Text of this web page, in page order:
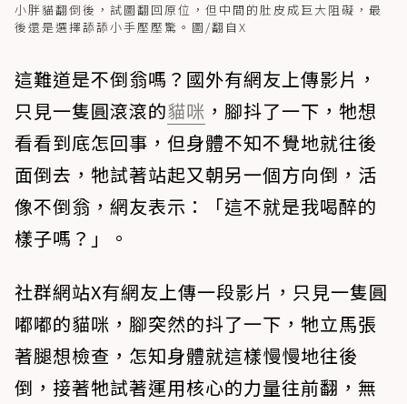
小胖貓翻倒後，試圖翻回原位，但中間的肚皮成巨大阻礙，最
後還是選擇舔舔小手壓壓驚。圖/翻自X
這難道是不倒翁嗎？國外有網友上傳影片，
只見一隻圓滾滾的貓咪 ，腳抖了一下，牠想
看看到底怎回事，但身體不知不覺地就往後
面倒去，牠試著站起又朝另一個方向倒，活
像不倒翁，網友表示：「這不就是我喝醉的
樣子嗎？」。
社群網站X有網友上傳一段影片，只見一隻圓
嘟嘟的貓咪，腳突然的抖了一下，牠立馬張
著腿想檢查，怎知身體就這樣慢慢地往後
倒，接著牠試著運用核心的力量往前翻，無